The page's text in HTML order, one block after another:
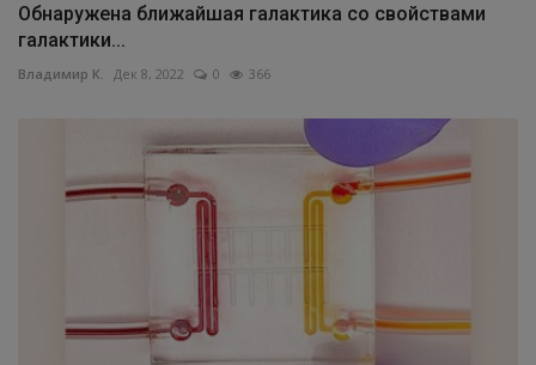
Обнаружена ближайшая галактика со свойствами
галактики...
Владимир К. Дек 8, 2022 0 366